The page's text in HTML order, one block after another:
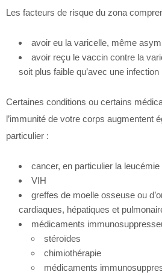
Les facteurs de risque du zona
avoir eu la varicelle, même
avoir reçu le vaccin contre la
soit plus faible qu’avec une infection
Certaines conditions ou certains
l’immunité de votre corps augmentent
particulier :
cancer, en particulier la
VIH
greffes de moelle osseuse ou
cardiaques, hépatiques et
médicaments
stéroïdes
chimiothérapie
médicaments